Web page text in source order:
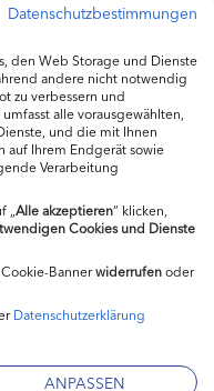
Datenschutzbestimmungen
den Web Storage und Dienste
andere nicht notwendig
zu verbessern und
alle vorausgewählten,
und die mit Ihnen
auf Ihrem Endgerät sowie
Verarbeitung
Alle akzeptieren“ klicken,
Cookies und Dienste
Bannerwiderrufenoder
Datenschutzerklärung
ANPASSEN